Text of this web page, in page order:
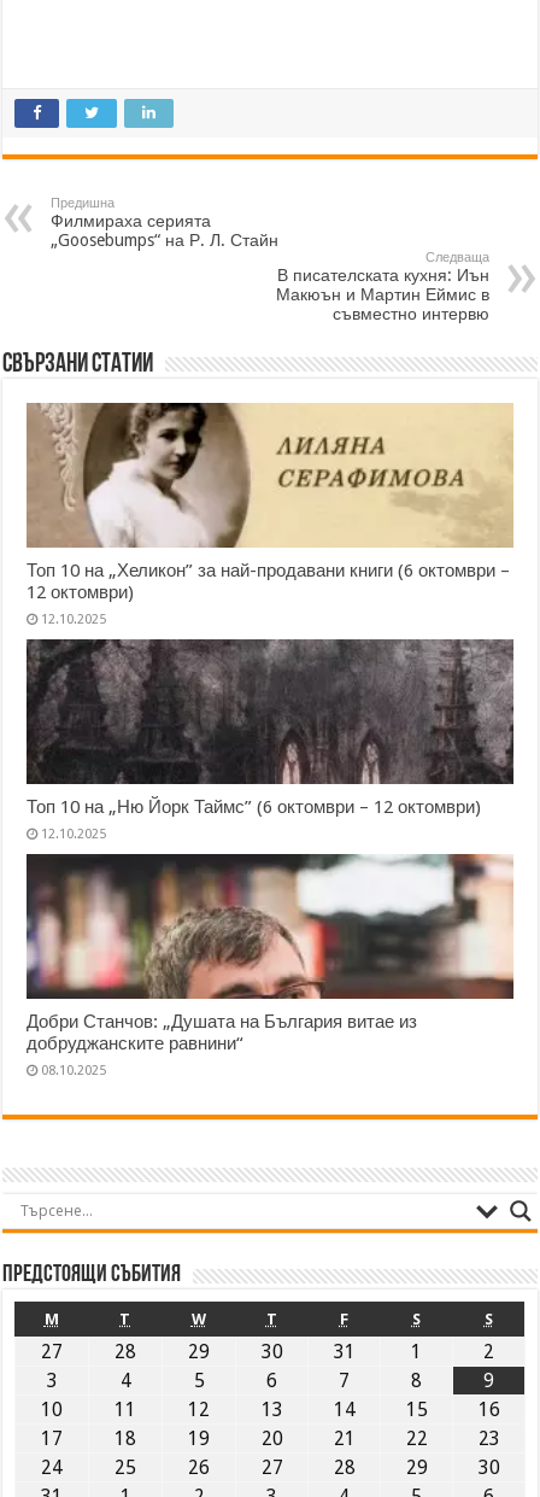
Предишна
Филмираха серията
„Goosebumps“ на Р. Л. Стайн
Следваща
В писателската кухня: Иън
Макюън и Мартин Еймис в
съвместно интервю
Свързани статии
Топ 10 на „Хеликон” за най-продавани книги (6 октомври –
12 октомври)
12.10.2025
Топ 10 на „Ню Йорк Таймс” (6 октомври – 12 октомври)
12.10.2025
Добри Станчов: „Душата на България витае из
добруджанските равнини“
08.10.2025
Предстоящи събития
M T W T F S S
27 28 29 30 31 1
2
3
4 5 6 7 8
9
10
11 12 13 14 15
16
17
18 19 20 21 22
23
24
25 26 27 28 29
30